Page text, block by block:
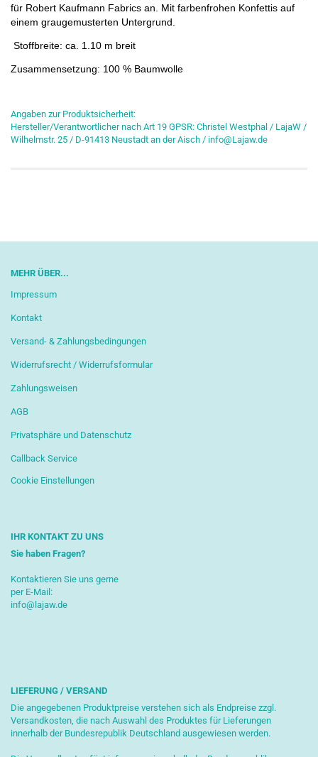
für Robert Kaufmann Fabrics an. Mit farbenfrohen Konfettis auf
einem graugemusterten Untergrund.
Stoffbreite: ca. 1.10 m breit
Zusammensetzung: 100 % Baumwolle
Angaben zur Produktsicherheit:
Hersteller/Verantwortlicher nach Art 19 GPSR: Christel Westphal / LajaW /
Wilhelmstr. 25 / D-91413 Neustadt an der Aisch / info@Lajaw.de
MEHR ÜBER...
Impressum
Kontakt
Versand- & Zahlungsbedingungen
Widerrufsrecht / Widerrufsformular
Zahlungsweisen
AGB
Privatsphäre und Datenschutz
Callback Service
Cookie Einstellungen
IHR KONTAKT ZU UNS
Sie haben Fragen?
Kontaktieren Sie uns gerne
per E-Mail:
info@lajaw.de
LIEFERUNG / VERSAND
Die angegebenen Produktpreise verstehen sich als Endpreise zzgl.
Versandkosten, die nach Auswahl des Produktes für Lieferungen
innerhalb der Bundesrepublik Deutschland ausgewiesen werden.